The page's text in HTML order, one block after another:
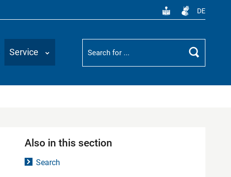
DE
Service
Suchbegriff
Search
Also in this section
Search